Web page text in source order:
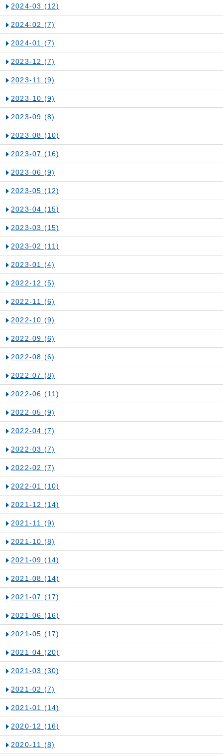
2024-03 (12)
2024-02 (7)
2024-01 (7)
2023-12 (7)
2023-11 (9)
2023-10 (9)
2023-09 (8)
2023-08 (10)
2023-07 (16)
2023-06 (9)
2023-05 (12)
2023-04 (15)
2023-03 (15)
2023-02 (11)
2023-01 (4)
2022-12 (5)
2022-11 (6)
2022-10 (9)
2022-09 (6)
2022-08 (6)
2022-07 (8)
2022-06 (11)
2022-05 (9)
2022-04 (7)
2022-03 (7)
2022-02 (7)
2022-01 (10)
2021-12 (14)
2021-11 (9)
2021-10 (8)
2021-09 (14)
2021-08 (14)
2021-07 (17)
2021-06 (16)
2021-05 (17)
2021-04 (20)
2021-03 (30)
2021-02 (7)
2021-01 (14)
2020-12 (16)
2020-11 (8)